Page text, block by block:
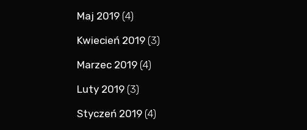
Maj 2019 (4)
Kwiecień 2019 (3)
Marzec 2019 (4)
Luty 2019 (3)
Styczeń 2019 (4)